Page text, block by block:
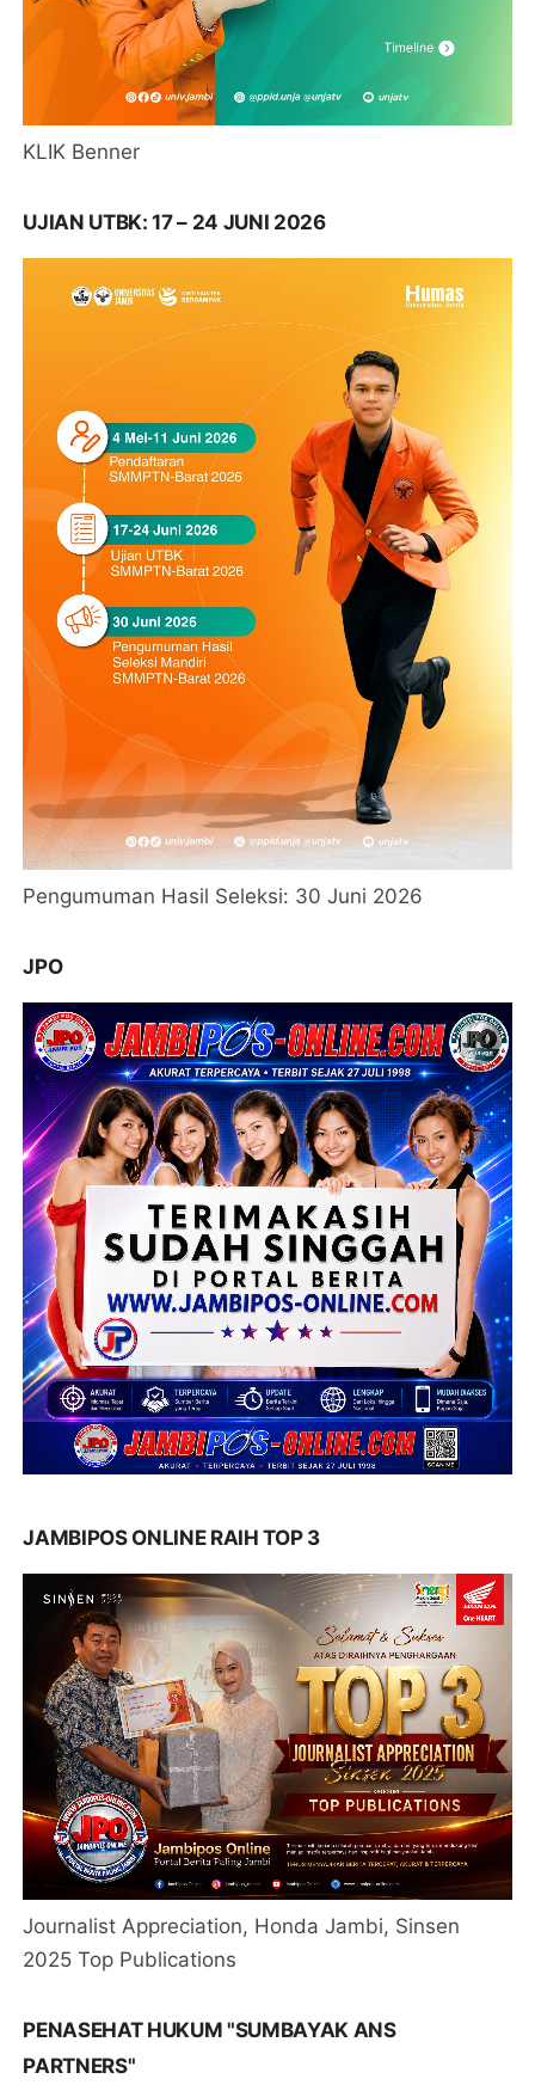
KLIK Benner
UJIAN UTBK: 17 – 24 JUNI 2026
Pengumuman Hasil Seleksi: 30 Juni 2026
JPO
JAMBIPOS ONLINE RAIH TOP 3
Journalist Appreciation, Honda Jambi, Sinsen
2025 Top Publications
PENASEHAT HUKUM "SUMBAYAK ANS
PARTNERS"